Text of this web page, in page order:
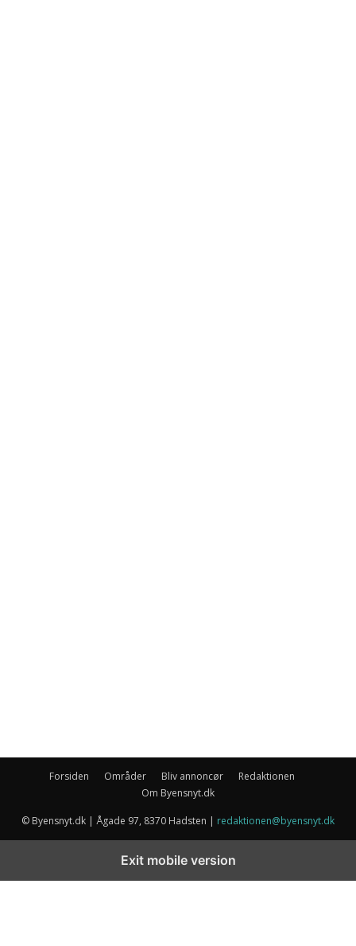
Forsiden Områder Bliv annoncør
Redaktionen
Om Byensnyt.dk
© Byensnyt.dk | Ågade 97, 8370 Hadsten | redaktionen@byensnyt.dk
Exit mobile version